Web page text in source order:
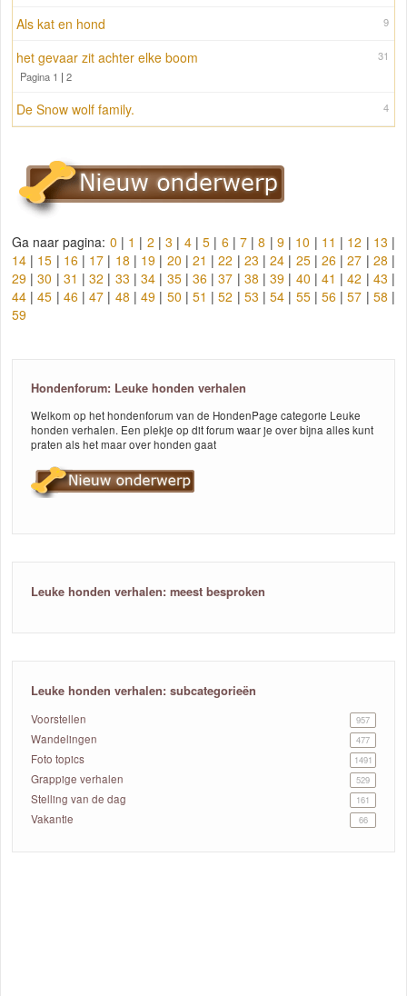
9
Als kat en hond
31
het gevaar zit achter elke boom
Pagina 1 | 2
4
De Snow wolf family.
Ga naar pagina: 0 | 1 | 2 |3 | 4|5 | 6 | 7|8 | 9 | 10 | 11 | 12 | 13 |
14 | 15 | 16 | 17 | 18 | 19 | 20 | 21 |22 | 23 |24 | 25|26 |27 | 28 |
29 |30 | 31 |32 | 33 |34 | 35| 36 |37 | 38 |39 | 40 |41 |42 | 43 |
44 |45 | 46 |47 | 48 |49 | 50 | 51 |52 | 53 |54 | 55|56 |57 | 58 |
59
Hondenforum: Leuke honden verhalen
Welkom op het hondenforum van de HondenPage categorie Leuke
honden verhalen. Een plekje op dit forum waar je over bijna alles kunt
praten als het maar over honden gaat
Leuke honden verhalen: meest besproken
Leuke honden verhalen: subcategorieën
957
Voorstellen
477
Wandelingen
1491
Foto topics
529
Grappige verhalen
161
Stelling van de dag
66
Vakantie